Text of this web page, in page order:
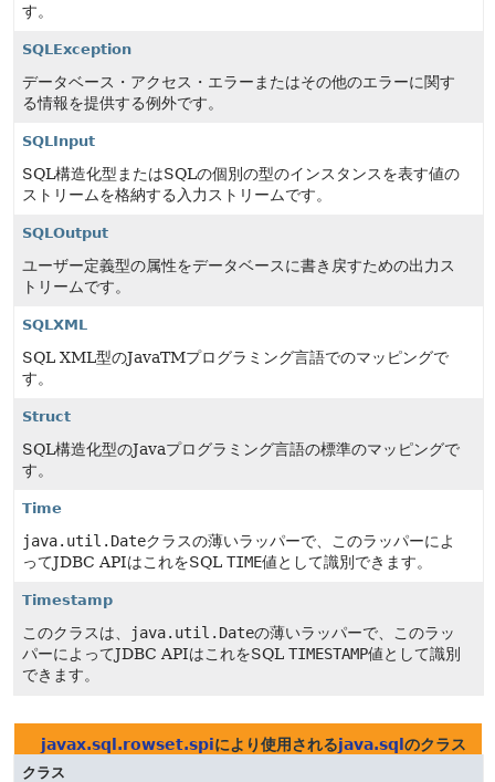
す。
SQLException
データベース・アクセス・エラーまたはその他のエラーに関す
る情報を提供する例外です。
SQLInput
SQL構造化型またはSQLの個別の型のインスタンスを表す値の
ストリームを格納する入力ストリームです。
SQLOutput
ユーザー定義型の属性をデータベースに書き戻すための出力ス
トリームです。
SQLXML
SQL XML型のJavaTMプログラミング言語でのマッピングで
す。
Struct
SQL構造化型のJavaプログラミング言語の標準のマッピングで
す。
Time
java.util.Dateクラスの薄いラッパーで、このラッパーによ
ってJDBC APIはこれをSQL TIME値として識別できます。
Timestamp
このクラスは、 java.util.Dateの薄いラッパーで、このラッ
パーによってJDBC APIはこれをSQL TIMESTAMP値として識別
できます。
javax.sql.rowset.spiにより使用されるjava.sql のクラス
クラス